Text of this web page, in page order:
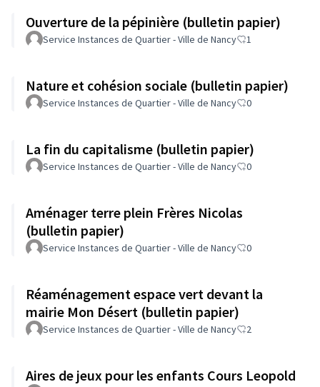
Ouverture de la pépinière (bulletin papier)
Service Instances de Quartier - Ville de Nancy 1
Nature et cohésion sociale (bulletin papier)
Service Instances de Quartier - Ville de Nancy 0
La fin du capitalisme (bulletin papier)
Service Instances de Quartier - Ville de Nancy 0
Aménager terre plein Frères Nicolas
(bulletin papier)
Service Instances de Quartier - Ville de Nancy 0
Réaménagement espace vert devant la
mairie Mon Désert (bulletin papier)
Service Instances de Quartier - Ville de Nancy 2
Aires de jeux pour les enfants Cours Leopold